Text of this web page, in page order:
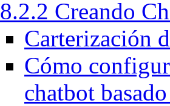
8.2.2 Creando
Carterización
Cómo
chatbot